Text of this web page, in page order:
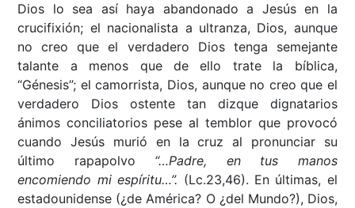
Dios lo sea así haya abandonado a Jesús en la
crucifixión; el nacionalista a ultranza, Dios, aunque
no creo que el verdadero Dios tenga semejante
talante a menos que de ello trate la bíblica,
“Génesis”; el camorrista, Dios, aunque no creo que el
verdadero Dios ostente tan dizque dignatarios
ánimos conciliatorios pese al temblor que provocó
cuando Jesús murió en la cruz al pronunciar su
último rapapolvo “…Padre, en tus manos
encomiendo mi espíritu…”. (Lc.23,46). En últimas, el
estadounidense (¿de América? O ¿del Mundo?), Dios,